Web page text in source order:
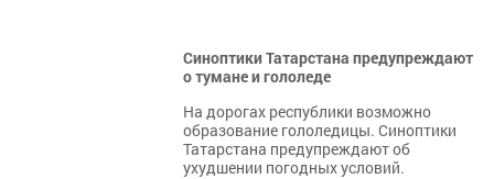
Синоптики Татарстана предупреждают
о тумане и гололеде
На дорогах республики возможно
образование гололедицы. Синоптики
Татарстана предупреждают об
ухудшении погодных условий.